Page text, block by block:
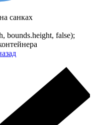
санках
bounds.height, false);